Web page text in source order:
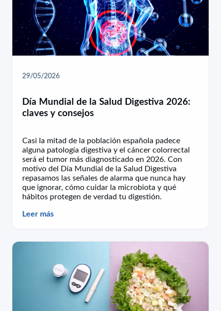
29/05/2026
Día Mundial de la Salud Digestiva 2026:
claves y consejos
Casi la mitad de la población española padece
alguna patología digestiva y el cáncer colorrectal
será el tumor más diagnosticado en 2026. Con
motivo del Día Mundial de la Salud Digestiva
repasamos las señales de alarma que nunca hay
que ignorar, cómo cuidar la microbiota y qué
hábitos protegen de verdad tu digestión.
Leer más